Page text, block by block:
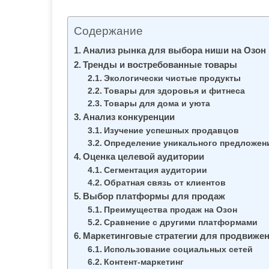
Содержание
Анализ рынка для выбора ниши на Озон
Тренды и востребованные товары
Экологически чистые продукты
Товары для здоровья и фитнеса
Товары для дома и уюта
Анализ конкуренции
Изучение успешных продавцов
Определение уникального
Оценка целевой аудитории
Сегментация аудитории
Обратная связь от клиентов
Выбор платформы для продаж
Преимущества продаж на Озон
Сравнение с другими платформами
Маркетинговые стратегии для
Использование социальных сетей
Контент-маркетинг